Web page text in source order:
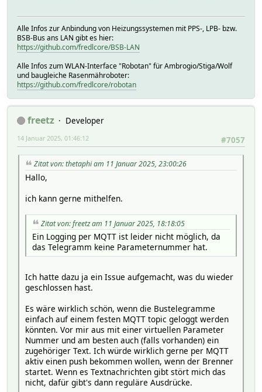
Alle Infos zur Anbindung von Heizungssystemen mit PPS-, LPB- bzw.
BSB-Bus ans LAN gibt es hier:
https://github.com/fredlcore/BSB-LAN
Alle Infos zum WLAN-Interface "Robotan" für Ambrogio/Stiga/Wolf
und baugleiche Rasenmähroboter:
https://github.com/fredlcore/robotan
freetz
Developer
#7057
14 Januar 2025, 01:46:12
Zitat von: thetaphi am 11 Januar 2025, 23:00:26
Hallo,
ich kann gerne mithelfen.
Zitat von: freetz am 11 Januar 2025, 18:18:05
Ein Logging per MQTT ist leider nicht möglich, da
das Telegramm keine Parameternummer hat.
Ich hatte dazu ja ein Issue aufgemacht, was du wieder
geschlossen hast.
Es wäre wirklich schön, wenn die Bustelegramme
einfach auf einem festen MQTT topic geloggt werden
könnten. Vor mir aus mit einer virtuellen Parameter
Nummer und am besten auch (falls vorhanden) ein
zugehöriger Text. Ich würde wirklich gerne per MQTT
aktiv einen push bekommen wollen, wenn der Brenner
startet. Wenn es Textnachrichten gibt stört mich das
nicht, dafür gibt's dann reguläre Ausdrücke.